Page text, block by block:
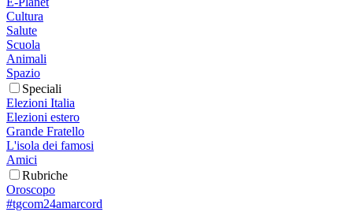
Cultura
Salute
Scuola
Animali
Spazio
Speciali
Elezioni Italia
Elezioni estero
Grande Fratello
L'isola dei famosi
Amici
Rubriche
Oroscopo
#tgcom24amarcord